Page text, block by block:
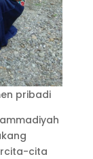
pribadi
cita